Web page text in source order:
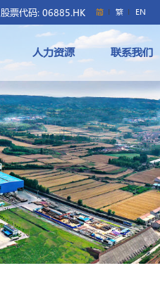
股票代码: 06885.HK 简 繁 EN
人力资源 联系我们